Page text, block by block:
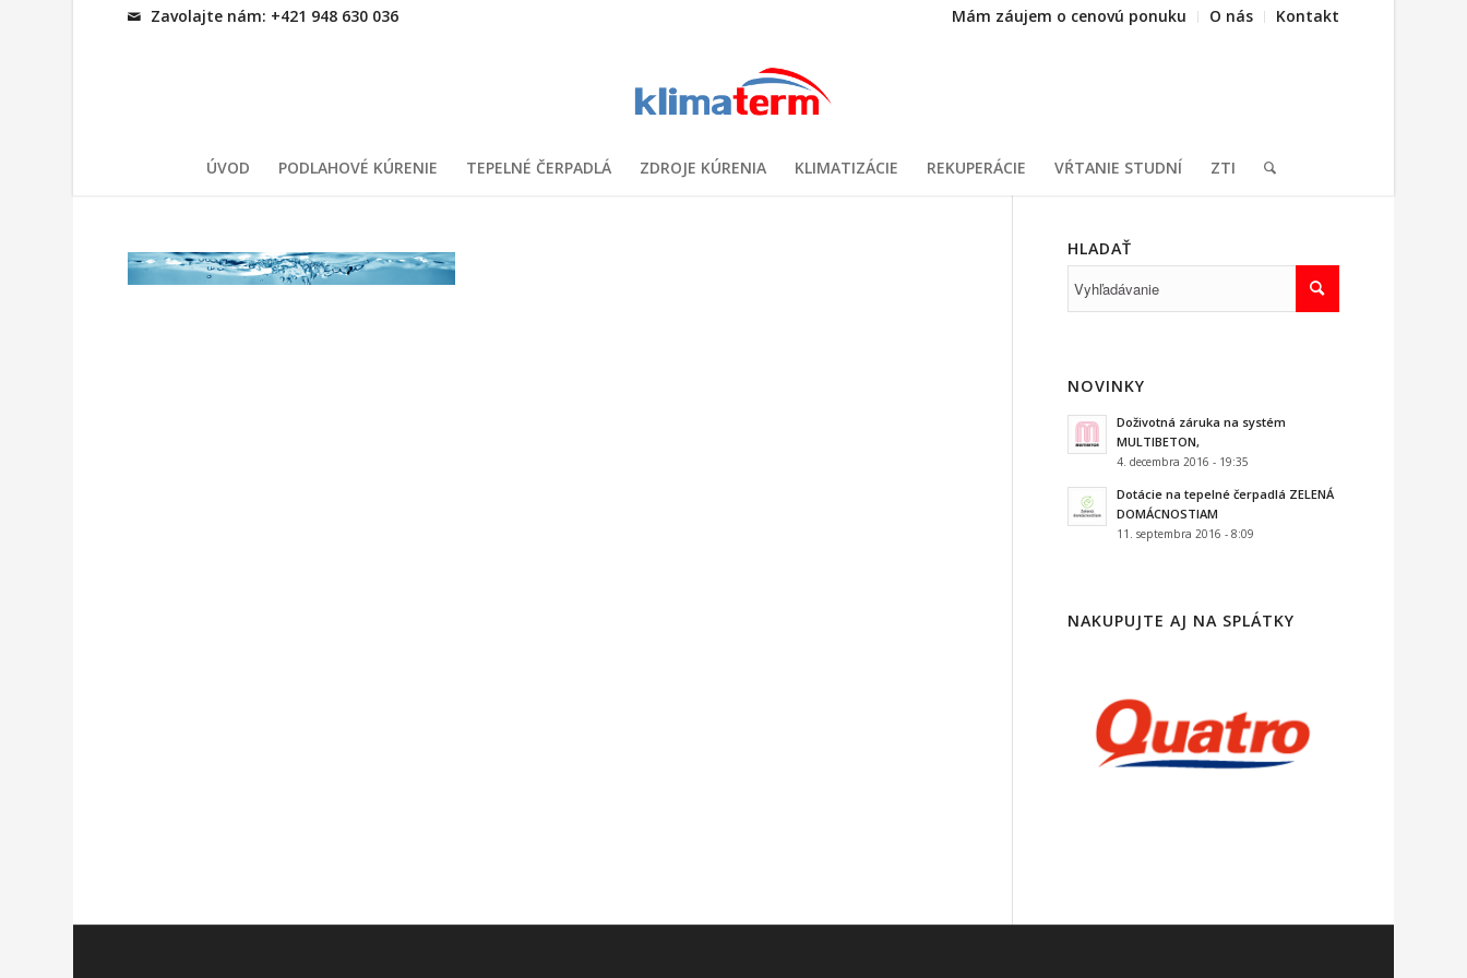
Mám záujem o cenovú ponuku O nás Kontakt
Zavolajte nám: +421 948 630 036
ÚVOD PODLAHOVÉ KÚRENIE TEPELNÉ ČERPADLÁ ZDROJE KÚRENIA KLIMATIZÁCIE REKUPERÁCIE VŔTANIE STUDNÍ ZTI
HLADAŤ
NOVINKY
Doživotná záruka na systém
MULTIBETON,
4. decembra 2016 - 19:35
Dotácie na tepelné čerpadlá ZELENÁ
DOMÁCNOSTIAM
11. septembra 2016 - 8:09
NAKUPUJTE AJ NA SPLÁTKY